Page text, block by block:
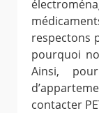
respectons
pourquoi
Ainsi,
contacter